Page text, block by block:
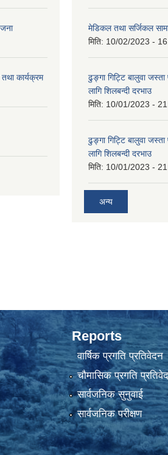
कार्यक्रम
मेडिकल तथा सर्जिकल
मिति: 10/02/2023 -
ढुङ्गा गिट्टि बालुवा
लागि शिलबन्दी दरभाउ
मिति: 10/01/2023 -
ढुङ्गा गिट्टि बालुवा
लागि शिलबन्दी दरभाउ
मिति: 10/01/2023 -
अन्य
Reports
वार्षिक प्रगति प्रतिवेदन
चौमासिक प्रगति
सार्वजनिक सुनुवाई
सार्वजनिक परीक्षण